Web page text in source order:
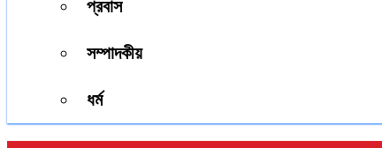
প্রবাস
সম্পাদকীয়
ধর্ম